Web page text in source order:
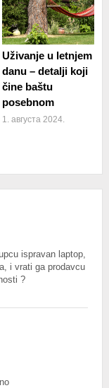
Uživanje u letnjem
danu – detalji koji
čine baštu
posebnom
1. августа 2024.
ispravan laptop,
i vrati ga prodavcu
?